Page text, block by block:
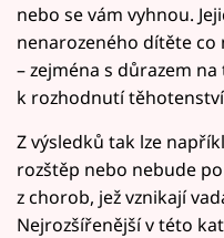
nebo se vám vyhnou.
nenarozeného dítěte co
– zejména s důrazem
k rozhodnutí
Z výsledků tak lze
rozštěp nebo nebude
z chorob, jež vznikají
Nejrozšířenější v této